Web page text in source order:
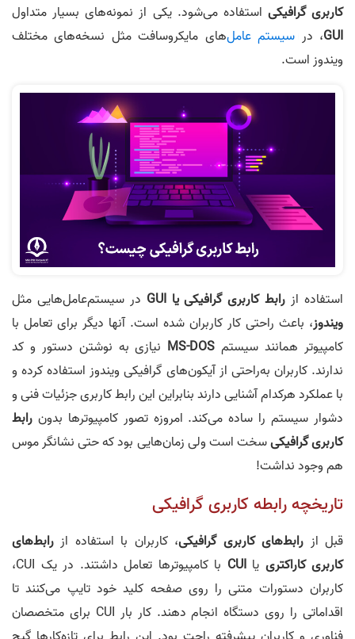
کاربری گرافیکی استفاده می‌شود. یکی از نمونه‌های بسیار متداول
GUI، در سیستم عامل‌های مایکروسافت مثل نسخه‌های مختلف
ویندوز است.
استفاده از رابط کاربری گرافیکی یا GUI
در سیستم‌‌عامل‌هایی مثل
ویندوز، باعث راحتی کار کاربران شده است. آنها دیگر برای تعامل با
کامپیوتر همانند سیستم MS-DOS نیازی به نوشتن دستور و کد
ندارند. کاربران به‌راحتی از آیکون‌های گرافیکی ویندوز استفاده کرده و
با عملکرد هرکدام آشنایی دارند بنابراین این رابط کاربری جزئیات فنی و
دشوار سیستم را ساده می‌کند. امروزه تصور کامپیوترها بدون رابط
کاربری گرافیکیسخت است ولی زمان‌هایی بود که حتی نشانگر موس
هم وجود نداشت!
تاریخچه رابطه کاربری گرافیکی
قبل از رابط‌های کاربری گرافیکی، کاربران با استفاده از رابط‌های
کاربری کاراکتری یاCUI
با کامپیوترها تعامل داشتند. در یک CUI،
کاربران دستورات متنی را روی صفحه کلید خود تایپ می‌کنند تا
اقداماتی را روی دستگاه انجام دهند. کار بار CUI برای متخصصان